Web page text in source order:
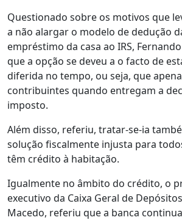
Questionado sobre os motivos que
a não alargar o modelo de dedução
empréstimo da casa ao IRS,
que a opção se deveu a o facto de
diferida no tempo, ou seja, que
contribuintes quando entregam a
imposto.
Além disso, referiu, tratar-se-ia
solução fiscalmente injusta para
têm crédito à habitação.
Igualmente no âmbito do crédito, o
executivo da Caixa Geral de
Macedo, referiu que a banca